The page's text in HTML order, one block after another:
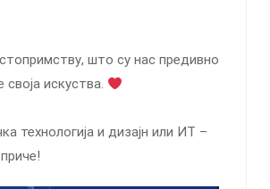
што су нас предивно
искуства.
технологија и дизајн или ИТ –